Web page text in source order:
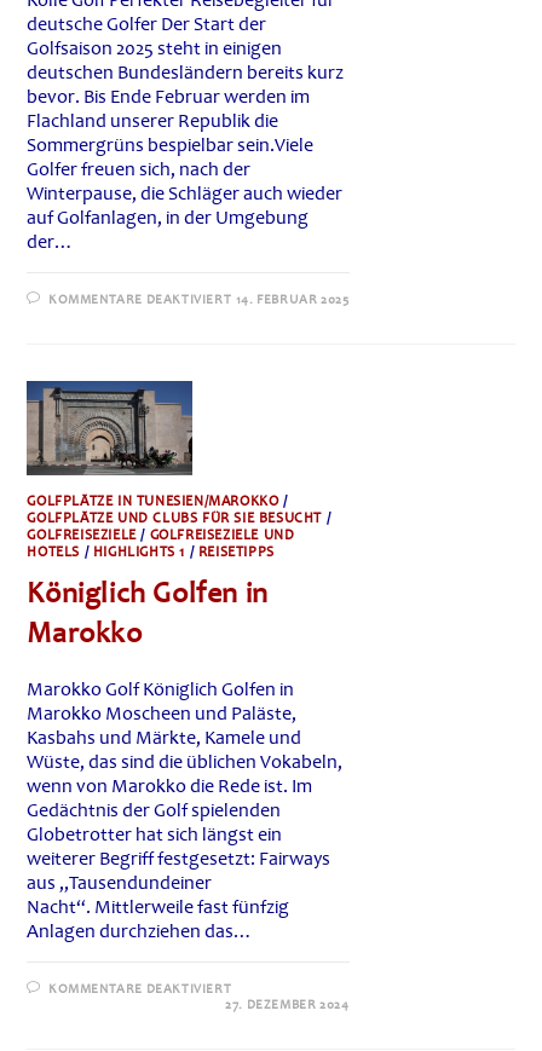
deutsche Golfer Der Start der
Golfsaison 2025 steht in einigen
deutschen Bundesländern bereits kurz
bevor. Bis Ende Februar werden im
Flachland unserer Republik die
Sommergrüns bespielbar sein.Viele
Golfer freuen sich, nach der
Winterpause, die Schläger auch wieder
auf Golfanlagen, in der Umgebung
der…
KOMMENTARE DEAKTIVIERTFÜR
14. FEBRUAR 2025
GOLFPLÄTZE IN TUNESIEN/MAROKKO/
GOLFPLÄTZE UND CLUBS FÜR SIE BESUCHT /
GOLFREISEZIELE/ GOLFREISEZIELE UND
HOTELS / HIGHLIGHTS 1 / REISETIPPS
Königlich Golfen in
Marokko
Marokko Golf Königlich Golfen in
Marokko Moscheen und Paläste,
Kasbahs und Märkte, Kamele und
Wüste, das sind die üblichen Vokabeln,
wenn von Marokko die Rede ist. Im
Gedächtnis der Golf spielenden
Globetrotter hat sich längst ein
weiterer Begriff festgesetzt: Fairways
aus „Tausendundeiner
Nacht“. Mittlerweile fast fünfzig
Anlagen durchziehen das…
KOMMENTARE DEAKTIVIERTFÜR
KÖNIGLICH
GOLFEN
27. DEZEMBER 2024